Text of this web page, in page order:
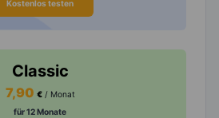
Kostenlos testen
Classic
7,90 € / Monat
für 12 Monate